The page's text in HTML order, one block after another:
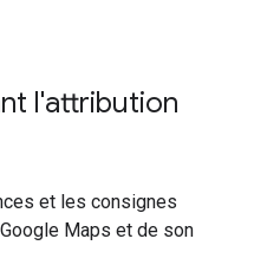
l'attribution
et les consignes
Maps et de son